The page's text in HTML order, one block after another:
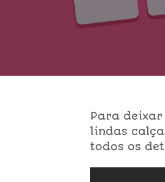
Para deixar
lindas
todos os